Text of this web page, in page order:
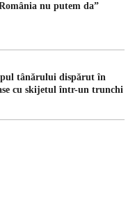
nu putem da”
tânărului dispărut în
cu skijetul într-un trunchi